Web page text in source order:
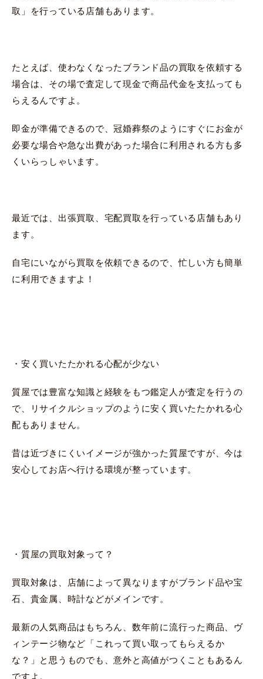
取」を行っている店舗もあります。
たとえば、使わなくなったブランド品の買取を依頼する
場合は、その場で査定して現金で商品代金を支払っても
らえるんですよ。
即金が準備できるので、冠婚葬祭のようにすぐにお金が
必要な場合や急な出費があった場合に利用される方も多
くいらっしゃいます。
最近では、出張買取、宅配買取を行っている店舗もあり
ます。
自宅にいながら買取を依頼できるので、忙しい方も簡単
に利用できますよ！
・安く買いたたかれる心配が少ない
質屋では豊富な知識と経験をもつ鑑定人が査定を行うの
で、リサイクルショップのように安く買いたたかれる心
配もありません。
昔は近づきにくいイメージが強かった質屋ですが、今は
安心してお店へ行ける環境が整っています。
・質屋の買取対象って？
買取対象は、店舗によって異なりますがブランド品や宝
石、貴金属、時計などがメインです。
最新の人気商品はもちろん、数年前に流行った商品、ヴ
ィンテージ物など「これって買い取ってもらえるか
な？」と思うものでも、意外と高値がつくこともあるん
ですよ。